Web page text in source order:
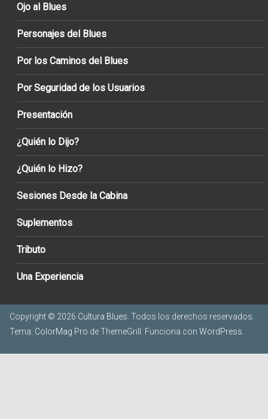
Ojo al Blues
Personajes del Blues
Por los Caminos del Blues
Por Seguridad de los Usuarios
Presentación
¿Quién lo Dijo?
¿Quién lo Hizo?
Sesiones Desde la Cabina
Suplementos
Tributo
Una Experiencia
Copyright © 2026 Cultura Blues . Todos los derechos reservados.
Tema: ColorMag Pro de ThemeGrill. Funciona con WordPress